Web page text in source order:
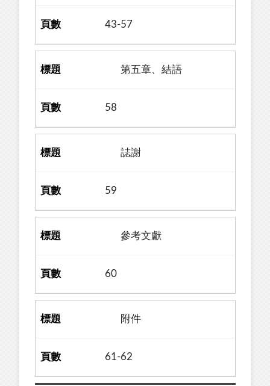
43-57
第五章、結語
58
誌謝
59
參考文獻
60
附件
61-62